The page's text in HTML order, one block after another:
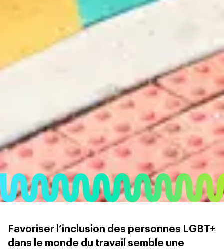
Favoriser l’inclusion des personnes LGBT+
dans le monde du travail semble une